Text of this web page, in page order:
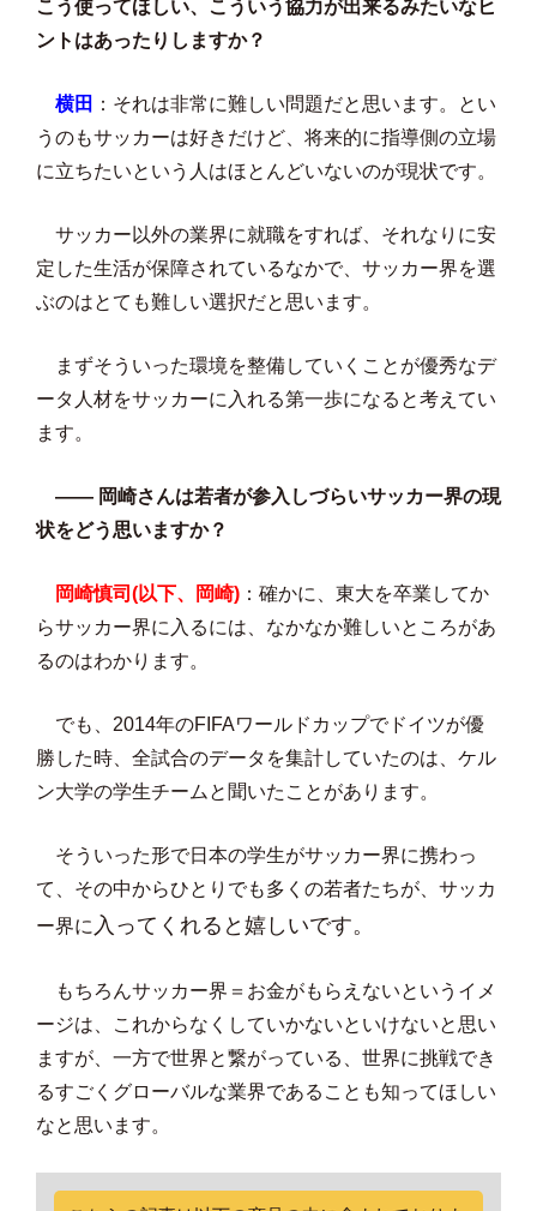
こう使ってほしい、こういう協力が出来るみたいなヒ
ントはあったりしますか？
横田 ：それは非常に難しい問題だと思います。とい
うのもサッカーは好きだけど、将来的に指導側の立場
に立ちたいという人はほとんどいないのが現状です。
サッカー以外の業界に就職をすれば、それなりに安
定した生活が保障されているなかで、サッカー界を選
ぶのはとても難しい選択だと思います。
まずそういった環境を整備していくことが優秀なデ
ータ人材をサッカーに入れる第一歩になると考えてい
ます。
—— 岡崎さんは若者が参入しづらいサッカー界の現
状をどう思いますか？
岡崎慎司(以下、岡崎) ：確かに、東大を卒業してか
らサッカー界に入るには、なかなか難しいところがあ
るのはわかります。
でも、2014年のFIFAワールドカップでドイツが優
勝した時、全試合のデータを集計していたのは、ケル
ン大学の学生チームと聞いたことがあります。
そういった形で日本の学生がサッカー界に携わっ
て、その中からひとりでも多くの若者たちが、サッカ
ー界に 入ってくれると嬉しいです。
もちろんサッカー界＝お金がもらえないというイメ
ージは、これからなくしていかないといけないと思い
ますが、一方で世界と繋がっている、世界に挑戦でき
るすごくグローバルな業界であることも知ってほしい
なと思います。